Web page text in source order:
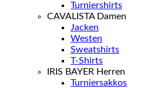
Turniershirts
CAVALISTA Damen
Jacken
Westen
Sweatshirts
T-Shirts
IRIS BAYER Herren
Turniersakkos